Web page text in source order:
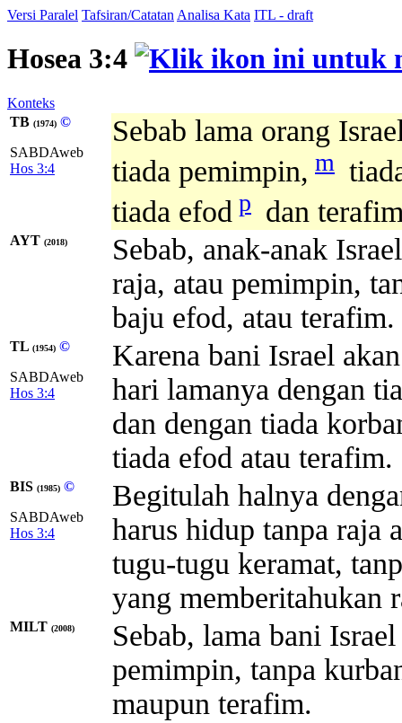
Versi Paralel Tafsiran/Catatan Analisa Kata ITL - draft
Hosea 3:4
Konteks
TB (1974) ©
SABDAweb
Hos 3:4
Sebab lama orang
tiada pemimpin, m
tiada efod p dan
AYT (2018)
Sebab, anak-anak
raja, atau pemimpin,
baju efod, atau terafim.
TL (1954) ©
SABDAweb
Hos 3:4
Karena bani Israel
hari lamanya dengan
dan dengan tiada
tiada efod atau terafim.
BIS (1985) ©
SABDAweb
Hos 3:4
Begitulah halnya
harus hidup tanpa raja
tugu-tugu keramat,
yang memberitahukan
MILT (2008)
Sebab, lama bani
pemimpin, tanpa
maupun terafim.